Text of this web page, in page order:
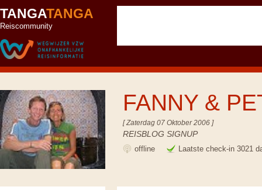
TANGATANGA
Reiscommunity
FANNY &
[ Zaterdag 07 Oktober 2006 ]
REISBLOG SIGNUP
offline Laatste check-in 3021